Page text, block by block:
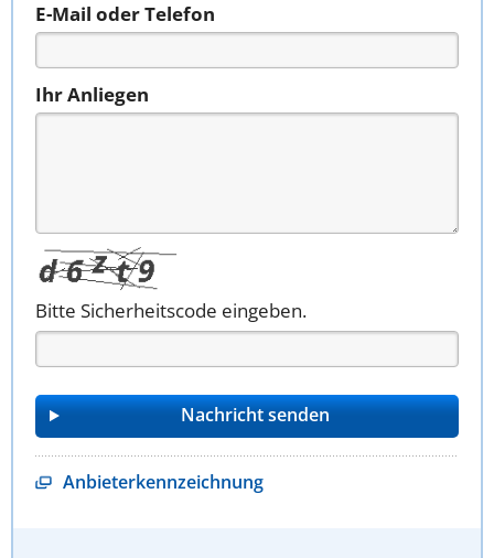
E-Mail oder Telefon
Ihr Anliegen
Bitte Sicherheitscode eingeben.
Anbieterkennzeichnung